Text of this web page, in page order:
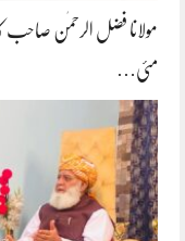
مئی…